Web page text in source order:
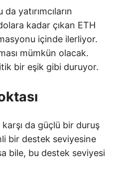
yatırımcıların
kadar çıkan ETH
içinde ilerliyor.
mümkün olacak.
bir eşik gibi duruyor.
da güçlü bir duruş
bir destek seviyesine
bile, bu destek seviyesi